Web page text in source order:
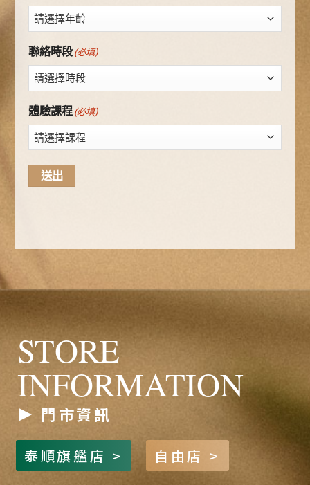
聯絡時段 (必填)
體驗課程 (必填)
泰順旗艦店 >
STORE
INFORMATION
門市資訊
自由店 >